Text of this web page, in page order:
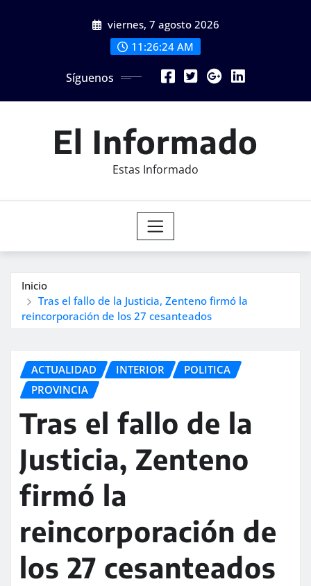
viernes, 7 agosto 2026
11:26:26 AM
Síguenos
El Informado
Estas Informado
Inicio
Tras el fallo de la Justicia, Zenteno firmó la
reincorporación de los 27 cesanteados
ACTUALIDAD INTERIOR
POLITICA
PROVINCIA
Tras el fallo de la
Justicia, Zenteno
firmó la
reincorporación de
los 27 cesanteados